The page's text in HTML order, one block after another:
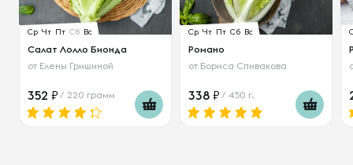
Ср Чт Пт Сб Вс
Салат Лолло Бионда
от Елены Гришиной
352 / 220 грамм
Ср Чт Пт Сб Вс
Романо
от Бориса Спивакова
338 / 450 г.